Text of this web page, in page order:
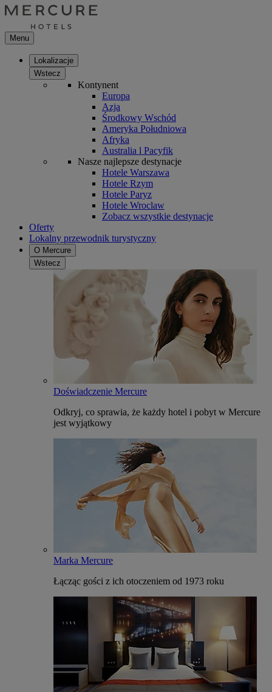
Menu
Lokalizacje
Wstecz
Kontynent
Europa
Azja
Środkowy Wschód
Ameryka Południowa
Afryka
Australia l Pacyfik
Nasze najlepsze destynacje
Hotele Warszawa
Hotele Rzym
Hotele Paryz
Hotele Wroclaw
Zobacz wszystkie destynacje
Oferty
Lokalny przewodnik turystyczny
O Mercure
Wstecz
Doświadczenie Mercure
Odkryj, co sprawia, że każdy hotel i pobyt w Mercure
jest wyjątkowy
Marka Mercure
Łącząc gości z ich otoczeniem od 1973 roku